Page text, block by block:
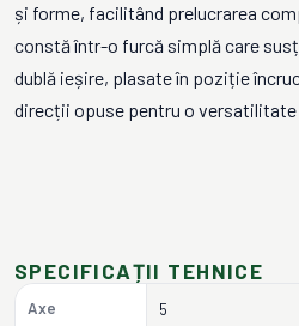
și forme, facilitând prelucrarea
constă într-o furcă simplă care
dublă ieșire, plasate în poziție
direcții opuse pentru o
SPECIFICAȚII TEHNICE
Axe
5